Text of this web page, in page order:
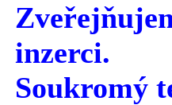
inzerci.
Soukromý